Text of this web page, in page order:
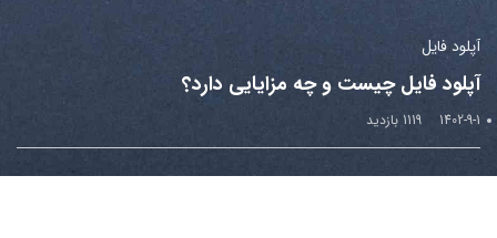
آپلود فایل
آپلود فایل چیست و چه مزایایی دارد؟
1402-9-1 1119 بازدید